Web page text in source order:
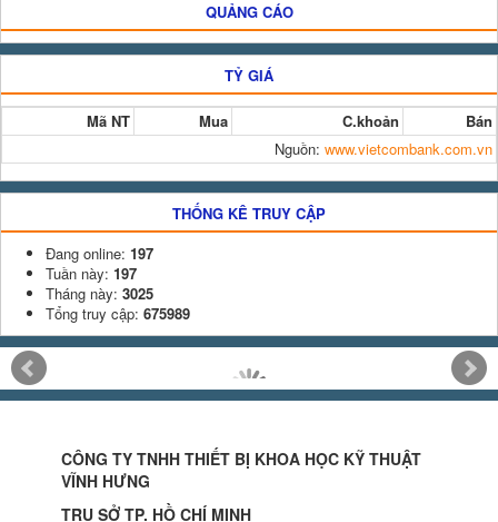
QUẢNG CÁO
TỶ GIÁ
Mã NT Mua C.khoản
Bán
Nguồn: www.vietcombank.com.vn
THỐNG KÊ TRUY CẬP
Đang online: 197
Tuần này: 197
Tháng này: 3025
Tổng truy cập: 675989
CÔNG TY TNHH THIẾT BỊ KHOA HỌC KỸ THUẬT
VĨNH HƯNG
TRỤ SỞ TP. HỒ CHÍ MINH